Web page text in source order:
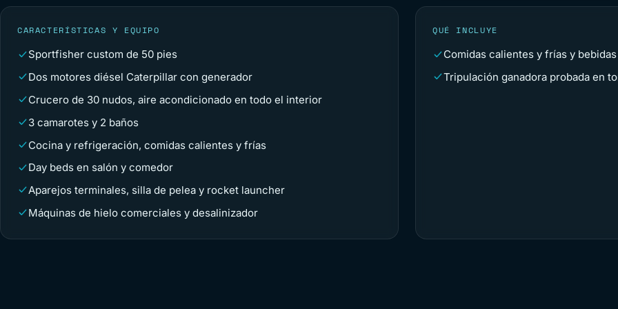
CARACTERÍSTICAS Y EQUIPO
Sportfisher custom de 50 pies
Dos motores diésel Caterpillar con generador
Crucero de 30 nudos, aire acondicionado en todo el interior
3 camarotes y 2 baños
Cocina y refrigeración, comidas calientes y frías
Day beds en salón y comedor
Aparejos terminales, silla de pelea y rocket launcher
Máquinas de hielo comerciales y desalinizador
QUÉ INCLUYE
Comidas calientes y frías y bebidas
Tripulación ganadora probada en